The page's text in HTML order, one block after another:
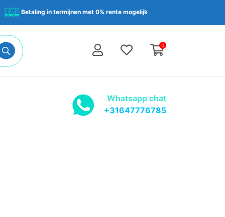
Betaling in termijnen met 0% rente mogelijk
0
Whatsapp chat
+31647776785